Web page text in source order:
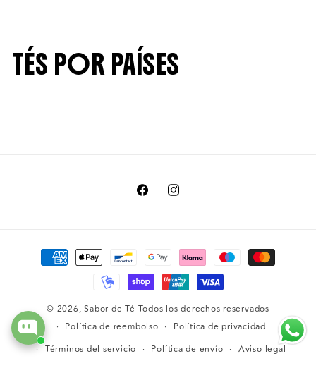
TÉS POR PAÍSES
FacebookInstagram
Formas
© 2026,Sabor de Té Todos los derechos reservados
Política de reembolso
Política de privacidad
Términos del servicio
Política de envío Aviso legal